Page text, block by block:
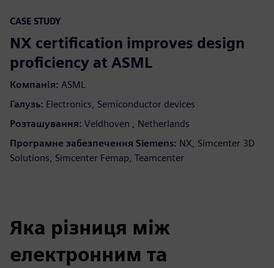
CASE STUDY
NX certification improves design
proficiency at ASML
Компанія: ASML
Галузь: Electronics, Semiconductor devices
Розташування: Veldhoven , Netherlands
Програмне забезпечення Siemens: NX, Simcenter 3D
Solutions, Simcenter Femap, Teamcenter
Яка різниця між
електронним та